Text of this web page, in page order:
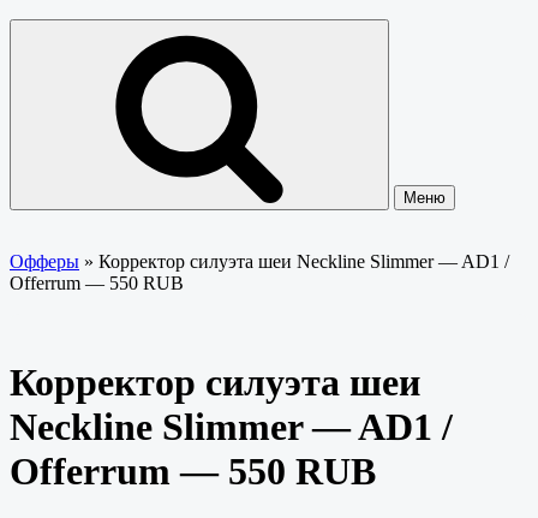
Меню
Офферы » Корректор силуэта шеи Neckline Slimmer — AD1 /
Offerrum — 550 RUB
Корректор силуэта шеи
Neckline Slimmer — AD1 /
Offerrum — 550 RUB